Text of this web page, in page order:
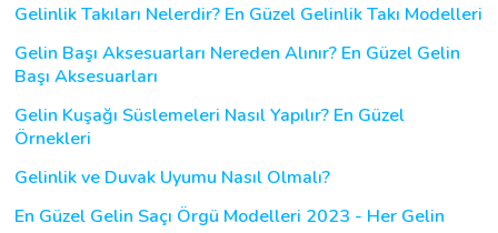
Gelinlik Takıları Nelerdir? En Güzel Gelinlik Takı Modelleri
Gelin Başı Aksesuarları Nereden Alınır? En Güzel Gelin
Başı Aksesuarları
Gelin Kuşağı Süslemeleri Nasıl Yapılır? En Güzel
Örnekleri
Gelinlik ve Duvak Uyumu Nasıl Olmalı?
En Güzel Gelin Saçı Örgü Modelleri 2023 - Her Gelin